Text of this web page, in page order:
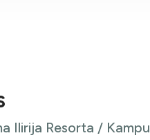
Ilirija Resorta / Kampu